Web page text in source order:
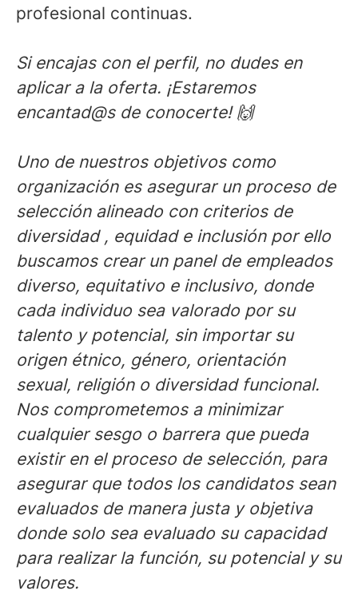
profesional continuas.
Si encajas con el perfil, no dudes en
aplicar a la oferta. ¡Estaremos
encantad@s de conocerte! 🙌
Uno de nuestros objetivos como
organización es asegurar un proceso de
selección alineado con criterios de
diversidad , equidad e inclusión por ello
buscamos crear un panel de empleados
diverso, equitativo e inclusivo, donde
cada individuo sea valorado por su
talento y potencial, sin importar su
origen étnico, género, orientación
sexual, religión o diversidad funcional.
Nos comprometemos a minimizar
cualquier sesgo o barrera que pueda
existir en el proceso de selección, para
asegurar que todos los candidatos sean
evaluados de manera justa y objetiva
donde solo sea evaluado su capacidad
para realizar la función, su potencial y su
valores.